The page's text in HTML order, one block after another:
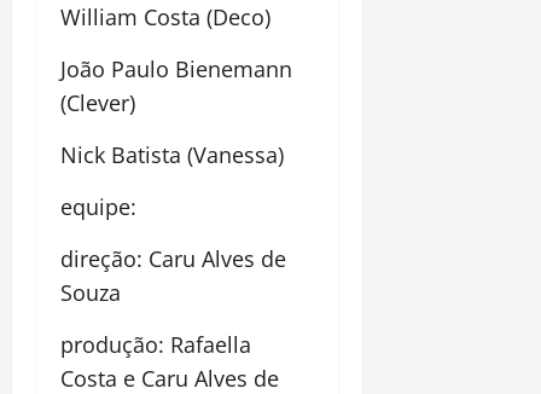
William Costa (Deco)
João Paulo Bienemann
(Clever)
Nick Batista (Vanessa)
equipe:
direção: Caru Alves de
Souza
produção: Rafaella
Costa e Caru Alves de